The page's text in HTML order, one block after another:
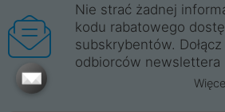
Nie strać żadnej
kodu rabatowego
subskrybentów.
odbiorców newslettera